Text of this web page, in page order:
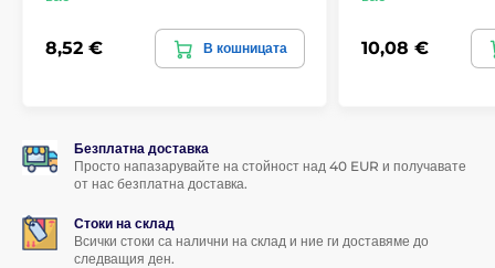
8,52 € В кошницата 10,08 €
Безплатна доставка
Просто напазарувайте на стойност над 40 EUR и получавате
от нас безплатна доставка.
Стоки на склад
Всички стоки са налични на склад и ние ги доставяме до
следващия ден.